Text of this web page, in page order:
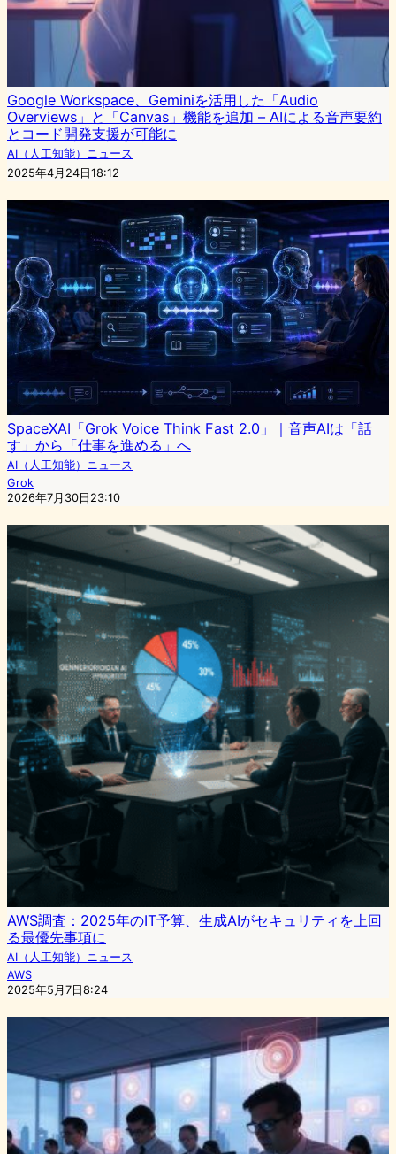
Google Workspace、Geminiを活用した「Audio
Overviews」と「Canvas」機能を追加 – AIによる音声要約
とコード開発支援が可能に
AI（人工知能）ニュース
2025年4月24日18:12
SpaceXAI「Grok Voice Think Fast 2.0」｜音声AIは「話
す」から「仕事を進める」へ
AI（人工知能）ニュース
Grok
2026年7月30日23:10
AWS調査：2025年のIT予算、生成AIがセキュリティを上回
る最優先事項に
AI（人工知能）ニュース
AWS
2025年5月7日8:24